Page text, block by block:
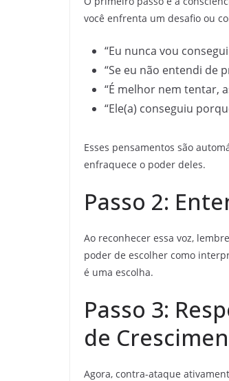
você enfrenta um desafio ou
“Eu nunca vou
“Se eu não entendi de
“É melhor nem tentar,
“Ele(a) conseguiu
Esses pensamentos são
enfraquece o poder deles.
Passo 2:
Ao reconhecer essa voz,
poder de escolher como
é uma escolha.
Passo 3:
de
Agora, contra-ataque